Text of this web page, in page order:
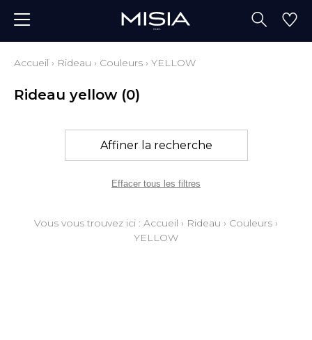
Accueil › Rideau › Couleurs › YELLOW
Rideau yellow (0)
Affiner la recherche
Effacer tous les filtres
Vous vous trouvez ici : Accueil › Rideau › Couleurs ›
YELLOW